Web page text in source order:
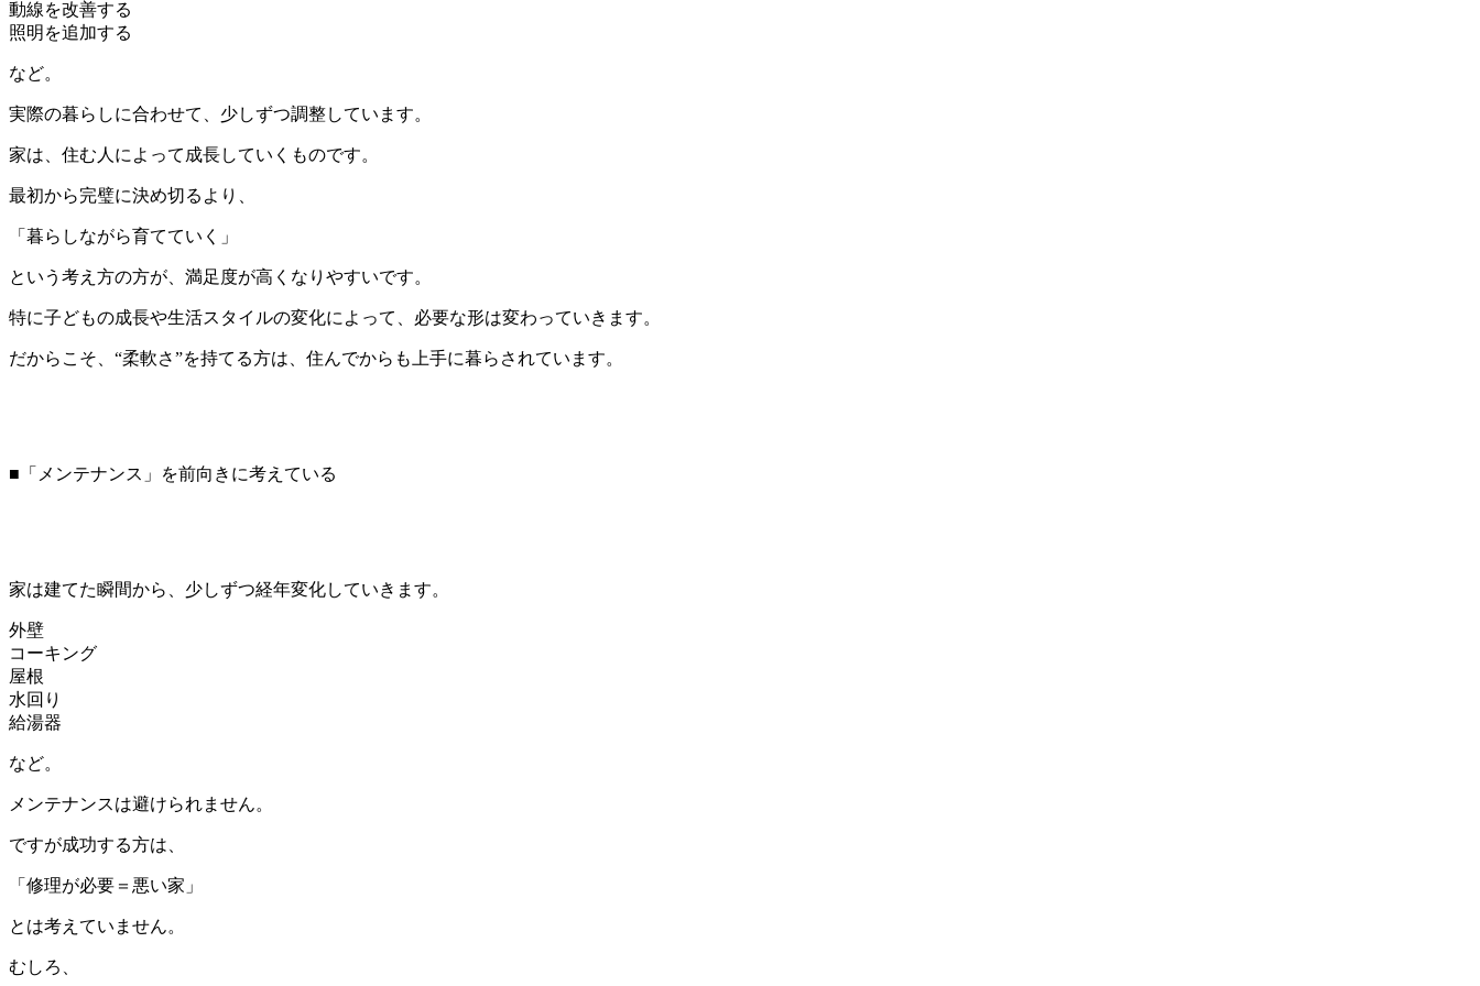
動線を改善する
照明を追加する
など。
実際の暮らしに合わせて、少しずつ調整しています。
家は、住む人によって成長していくものです。
最初から完璧に決め切るより、
「暮らしながら育てていく」
という考え方の方が、満足度が高くなりやすいです。
特に子どもの成長や生活スタイルの変化によって、必要な形は変わっていきます。
だからこそ、“柔軟さ”を持てる方は、住んでからも上手に暮らされています。
■「メンテナンス」を前向きに考えている
家は建てた瞬間から、少しずつ経年変化していきます。
外壁
コーキング
屋根
水回り
給湯器
など。
メンテナンスは避けられません。
ですが成功する方は、
「修理が必要＝悪い家」
とは考えていません。
むしろ、